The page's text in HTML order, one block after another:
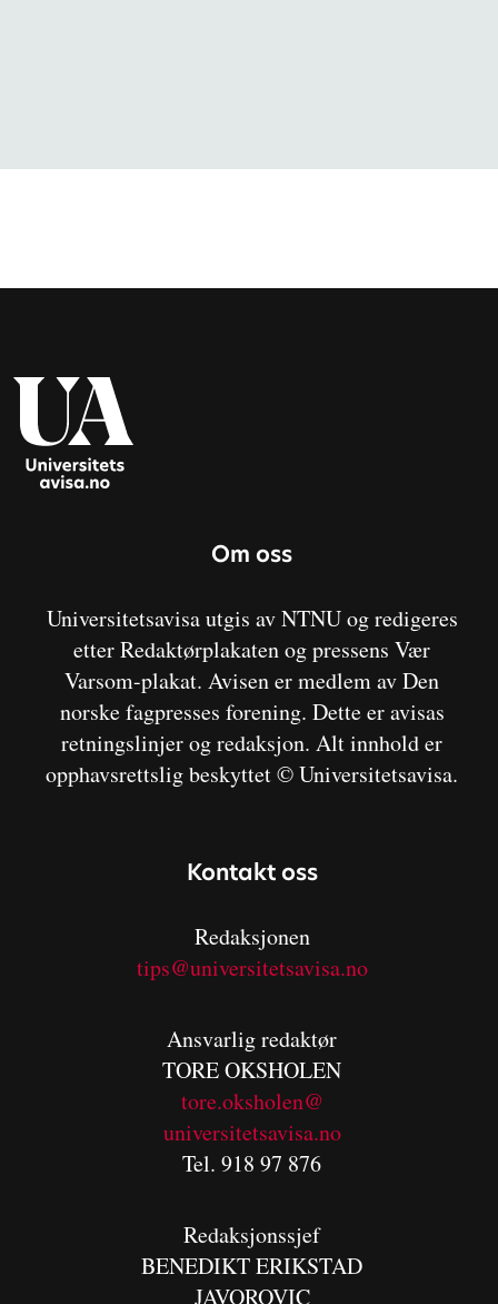
Om oss
Universitetsavisa utgis av NTNU og redigeres
etter Redaktørplakaten og pressens Vær
Varsom-plakat. Avisen er medlem av Den
norske fagpresses forening. Dette er avisas
retningslinjer og redaksjon. Alt innhold er
opphavsrettslig beskyttet © Universitetsavisa.
Kontakt oss
Redaksjonen
tips@universitetsavisa.no
Ansvarlig redaktør
TORE OKSHOLEN
tore.oksholen@
universitetsavisa.no
Tel. 918 97 876
Redaksjonssjef
BENEDIKTERIKSTAD
JAVOROVIC